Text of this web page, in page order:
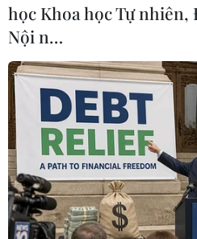
nghị quyết yêu cầu các
ngừng bắn./.
học Khoa học Tự nhiên,
Nội n…